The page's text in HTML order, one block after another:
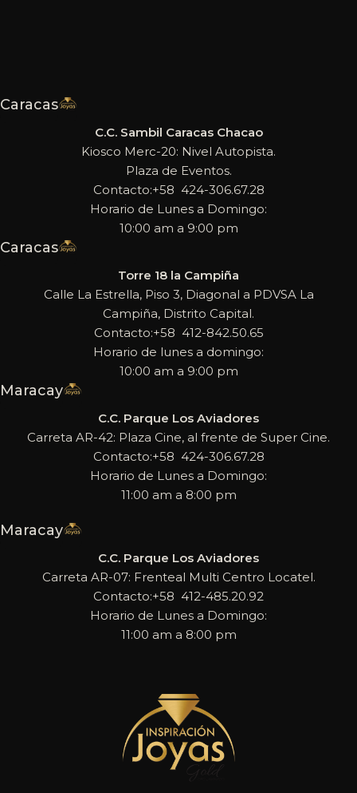
Caracas
C.C. Sambil Caracas Chacao
Kiosco Merc-20: Nivel Autopista.
Plaza de Eventos.
Contacto:+58 424-306.67.28
Horario de Lunes a Domingo:
10:00 am a 9:00 pm
Caracas
Torre 18 la Campiña
Calle La Estrella, Piso 3, Diagonal a PDVSA La
Campiña, Distrito Capital.
Contacto:+58 412-842.50.65
Horario de lunes a domingo:
10:00 am a 9:00 pm
Maracay
C.C. Parque Los Aviadores
Carreta AR-42: Plaza Cine, al frente de Super Cine.
Contacto:+58 424-306.67.28
Horario de Lunes a Domingo:
11:00 am a 8:00 pm
Maracay
C.C. Parque Los Aviadores
Carreta AR-07: Frenteal Multi Centro Locatel.
Contacto:+58 412-485.20.92
Horario de Lunes a Domingo:
11:00 am a 8:00 pm